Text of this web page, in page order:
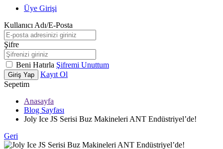
Üye Girişi
Kullanıcı Adı/E-Posta
Şifre
Beni Hatırla Şifremi Unuttum
Giriş Yap
Kayıt Ol
Sepetim
Anasayfa
Blog Sayfası
Joly Ice JS Serisi Buz Makineleri ANT Endüstriyel’de!
Geri